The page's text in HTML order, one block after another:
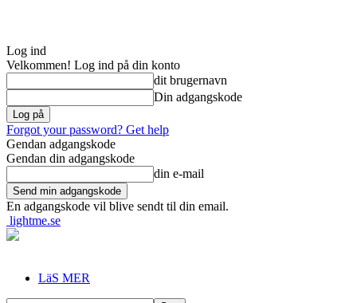
Log ind
Velkommen! Log ind på din konto
dit brugernavn
Din adgangskode
Forgot your password? Get help
Gendan adgangskode
Gendan din adgangskode
din e-mail
En adgangskode vil blive sendt til din email.
lightme.se
LäS MER